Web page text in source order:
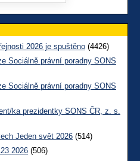
2026 je spuštěno (4426)
Sociálně právní poradny SONS
Sociálně právní poradny SONS
ka prezidentky SONS ČR, z. s.
Jeden svět 2026 (514)
2026 (506)